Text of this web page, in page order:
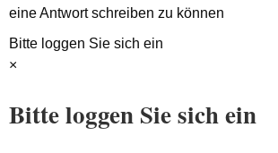
eine Antwort schreiben zu können
Bitte loggen Sie sich ein
×
Bitte loggen Sie sich ein